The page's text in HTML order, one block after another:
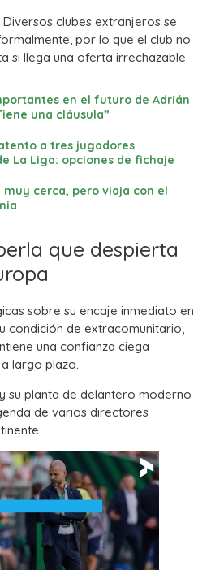
Diversos clubes extranjeros se
por lo que el club no
si llega una oferta irrechazable.
en el futuro de Adrián
una cláusula”
a tres jugadores
La Liga: opciones de fichaje
muy cerca, pero viaja con el
que despierta
sobre su encaje inmediato en
condición de extracomunitario,
una confianza ciega
largo plazo.
su planta de delantero moderno
de varios directores